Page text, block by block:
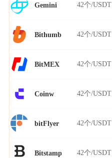
Gemini 42个/USDT
Bithumb 42个/USDT
BitMEX 42个/USDT
Coinw 42个/USDT
bitFlyer 42个/USDT
Bitstamp 42个/USDT